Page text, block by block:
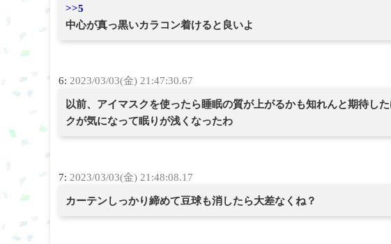
>>5
中心が真っ黒いカラコン着けると良いよ
6: 2023/03/03(金) 21:47:30.67
以前、アイマスクを使ったら睡眠の質が上がるかも知れんと期待し
クが気になって眠りが浅くなったわ
7: 2023/03/03(金) 21:48:08.17
カーテンしっかり締めて豆球も消したら大差なくね？